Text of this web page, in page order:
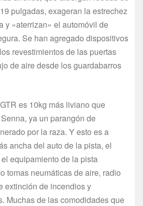
pulgadas, exageran la estrechez
y «aterrizan» el automóvil de
Se han agregado dispositivos
revestimientos de las puertas
de aire desde los guardabarros
es 10kg más liviano que
ya un parangón de
por la raza. Y esto es a
ancha del auto de la pista, el
equipamiento de la pista
tomas neumáticas de aire, radio
extinción de incendios y
Muchas de las comodidades que